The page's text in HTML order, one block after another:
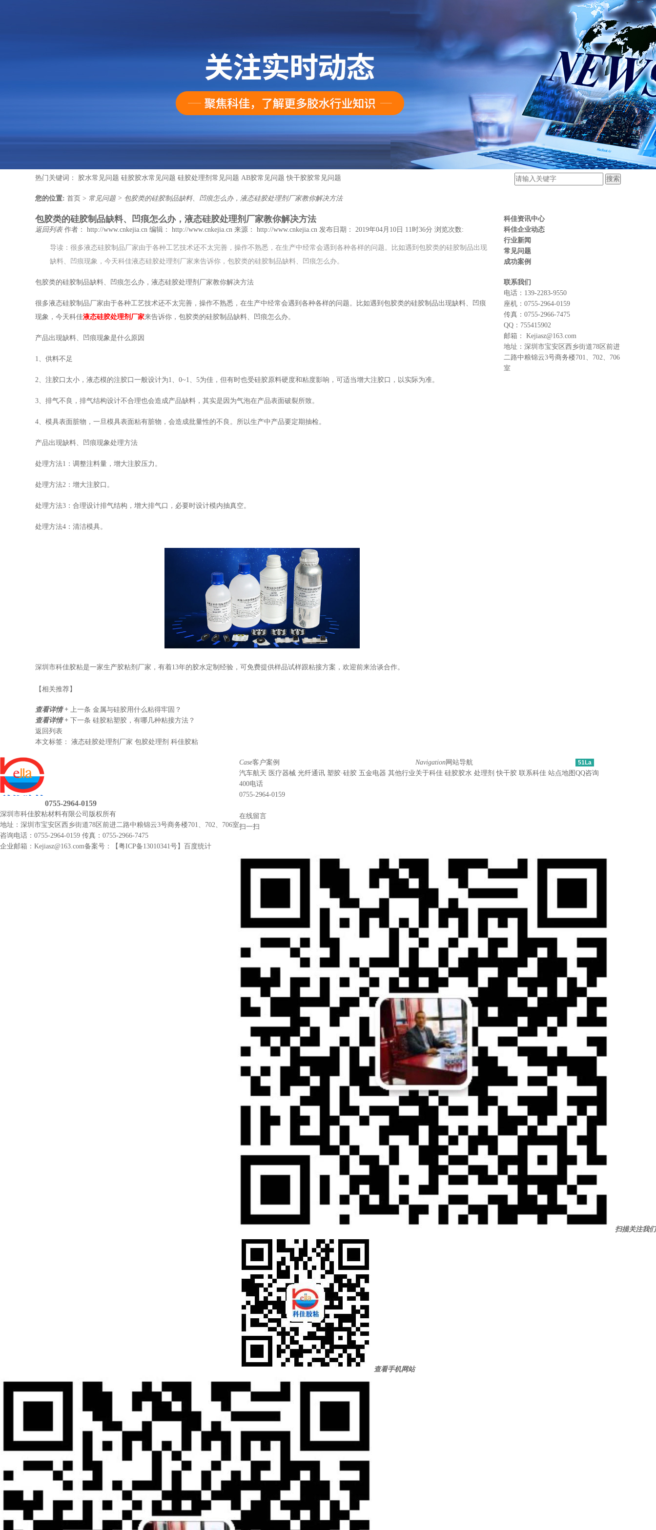
热门关键词： 胶水常见问题 硅胶胶水常见问题 硅胶处理剂常见问题 AB胶常见问题 快干胶胶常见问题
您的位置: 首页 > 常见问题 > 包胶类的硅胶制品缺料、凹痕怎么办，液态硅胶处理剂厂家教你解决方法
包胶类的硅胶制品缺料、凹痕怎么办，液态硅胶处理剂厂家教你解决方法
返回列表 作者： http://www.cnkejia.cn 编辑： http://www.cnkejia.cn 来源： http://www.cnkejia.cn 发布日期： 2019年04月10日 11时36分 浏览次数:
导读：很多液态硅胶制品厂家由于各种工艺技术还不太完善，操作不熟悉，在生产中经常会遇到各种各样的问题。比如遇到包胶类的硅胶制品出现
缺料、凹痕现象，今天科佳液态硅胶处理剂厂家来告诉你，包胶类的硅胶制品缺料、凹痕怎么办。
包胶类的硅胶制品缺料、凹痕怎么办，液态硅胶处理剂厂家教你解决方法
很多液态硅胶制品厂家由于各种工艺技术还不太完善，操作不熟悉，在生产中经常会遇到各种各样的问题。比如遇到包胶类的硅胶制品出现缺料、凹痕
现象，今天科佳液态硅胶处理剂厂家来告诉你，包胶类的硅胶制品缺料、凹痕怎么办。
产品出现缺料、凹痕现象是什么原因
1、供料不足
2、注胶口太小，液态模的注胶口一般设计为1、0~1、5为佳，但有时也受硅胶原料硬度和粘度影响，可适当增大注胶口，以实际为准。
3、排气不良，排气结构设计不合理也会造成产品缺料，其实是因为气泡在产品表面破裂所致。
4、模具表面脏物，一旦模具表面粘有脏物，会造成批量性的不良。所以生产中产品要定期抽检。
产品出现缺料、凹痕现象处理方法
处理方法1：调整注料量，增大注胶压力。
处理方法2：增大注胶口。
处理方法3：合理设计排气结构，增大排气口，必要时设计模内抽真空。
处理方法4：清洁模具。
深圳市科佳胶粘是一家生产胶粘剂厂家，有着13年的胶水定制经验，可免费提供样品试样跟粘接方案，欢迎前来洽谈合作。
【相关推荐】
查看详情 + 上一条 金属与硅胶用什么粘得牢固？
查看详情 + 下一条 硅胶粘塑胶，有哪几种粘接方法？
返回列表
本文标签： 液态硅胶处理剂厂家 包胶处理剂 科佳胶粘
科佳资讯中心
科佳企业动态
行业新闻
常见问题
成功案例
联系我们
电话： 139-2283-9550
座机： 0755-2964-0159
传真： 0755-2966-7475
QQ： 755415902
邮箱：
Kejiasz@163.com
地址： 深圳市宝安区西乡街道78区前进
二路中粮锦云3号商务楼701、702、706
室
0755-2964-0159
深圳市科佳胶粘材料有限公司 版权所有
地址：深圳市宝安区西乡街道78区前进二路中粮锦云3号商务楼701、702、706室
咨询电话：0755-2964-0159 传真：0755-2966-7475
企业邮箱：Kejiasz@163.com备案号：【 粤ICP备13010341号 】 百度统计
Case客户案例
汽车航天 医疗器械 光纤通讯 塑胶·硅胶 五金电器 其他行业
Navigation网站导航
关于科佳 硅胶胶水 处理剂 快干胶 联系科佳 站点地图
扫描关注我们
查看手机网站
51La
QQ咨询
400电话
0755-2964-0159
在线留言
扫一扫